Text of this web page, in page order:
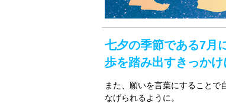
七夕の季節である7月
歩を踏み出すきっかけ
また、願いを言葉にすることで
なげられるように。